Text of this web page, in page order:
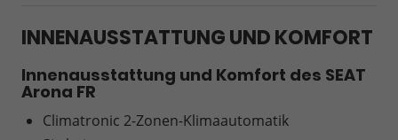
INNENAUSSTATTUNG UND KOMFORT
Innenausstattung und Komfort des SEAT
Arona FR
Climatronic 2-Zonen-Klimaautomatik